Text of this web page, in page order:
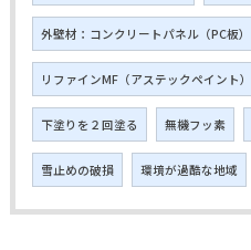
外壁材：コンクリートパネル（PC板）
リファインMF（アステックペイント）
下塗りを２回塗る 無機フッ素
雪止めの破損 環境が過酷な地域